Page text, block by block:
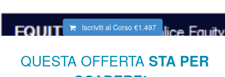
Iscriviti al Corso €1.497
QUESTA OFFERTA STA PER